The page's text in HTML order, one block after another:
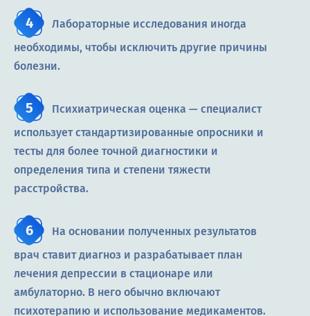
Лабораторные исследования иногда
необходимы, чтобы исключить другие причины
болезни.
Психиатрическая оценка — специалист
использует стандартизированные опросники и
тесты для более точной диагностики и
определения типа и степени тяжести
расстройства.
На основании полученных результатов
врач ставит диагноз и разрабатывает план
лечения депрессии в стационаре или
амбулаторно. В него обычно включают
психотерапию и использование медикаментов.